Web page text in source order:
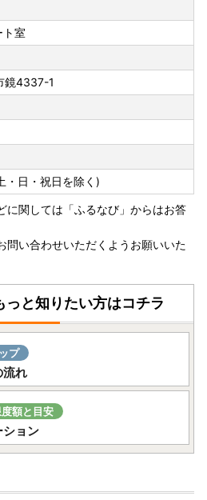
ト室
鏡4337-1
日・祝日を除く)
に関しては「ふるなび」からはお答
問い合わせいただくようお願いいた
っと知りたい方はコチラ
プ
流れ
額と目安
ション